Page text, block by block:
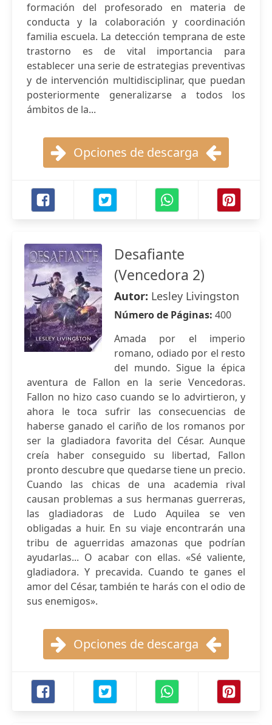
formación del profesorado en materia de
conducta y la colaboración y coordinación
familia escuela. La detección temprana de este
trastorno es de vital importancia para
establecer una serie de estrategias preventivas
y de intervención multidisciplinar, que puedan
posteriormente generalizarse a todos los
ámbitos de la...
Opciones de descarga
Desafiante
(Vencedora 2)
Autor: Lesley Livingston
Número de Páginas: 400
Amada por el imperio
romano, odiado por el resto
del mundo. Sigue la épica
aventura de Fallon en la serie Vencedoras.
Fallon no hizo caso cuando se lo advirtieron, y
ahora le toca sufrir las consecuencias de
haberse ganado el cariño de los romanos por
ser la gladiadora favorita del César. Aunque
creía haber conseguido su libertad, Fallon
pronto descubre que quedarse tiene un precio.
Cuando las chicas de una academia rival
causan problemas a sus hermanas guerreras,
las gladiadoras de Ludo Aquilea se ven
obligadas a huir. En su viaje encontrarán una
tribu de aguerridas amazonas que podrían
ayudarlas... O acabar con ellas. «Sé valiente,
gladiadora. Y precavida. Cuando te ganes el
amor del César, también te harás con el odio de
sus enemigos».
Opciones de descarga